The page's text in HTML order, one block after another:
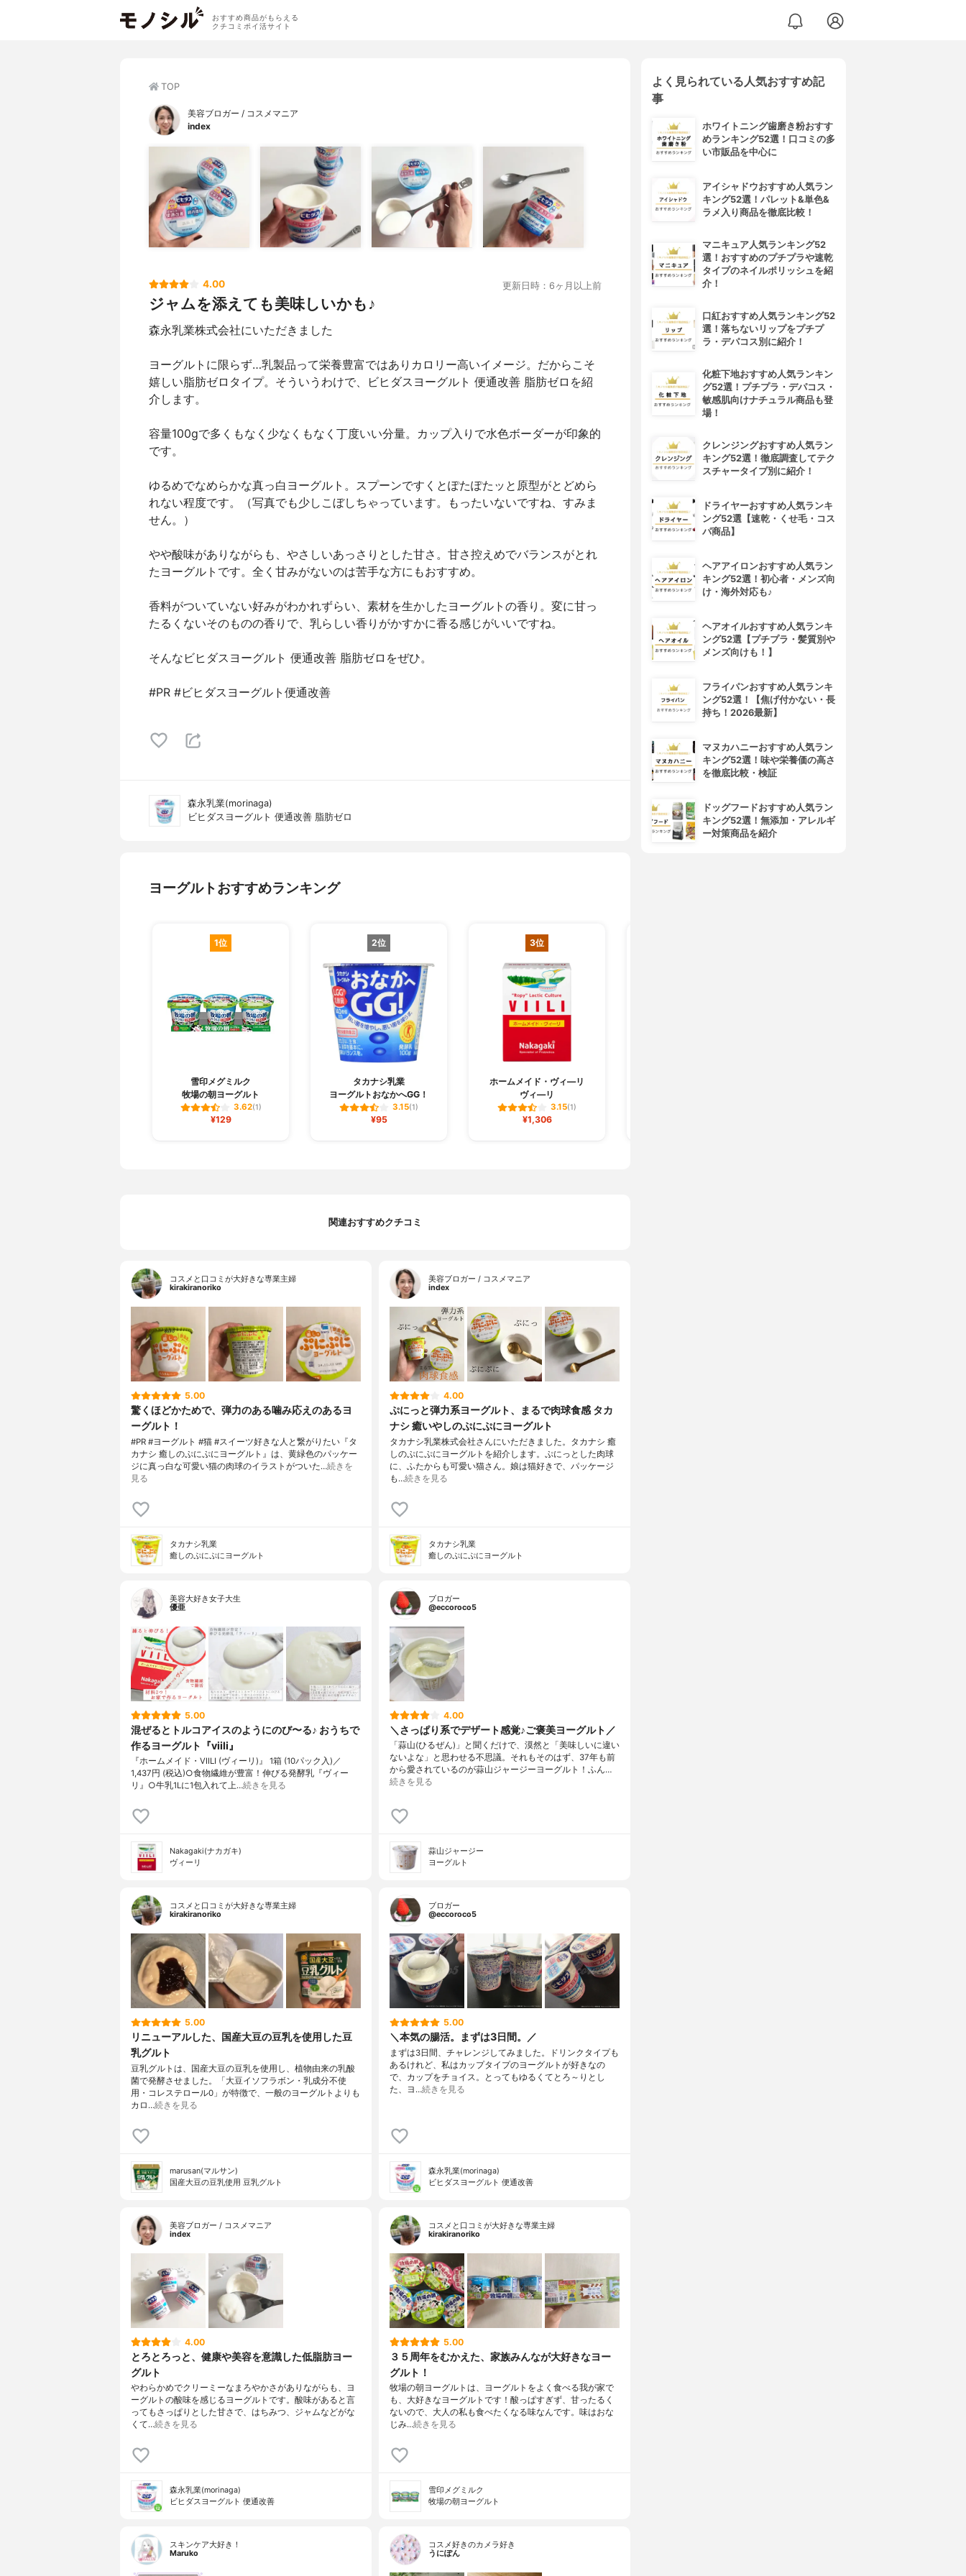
おすすめ商品がもらえる
クチコミポイ活サイト
TOP
美容ブロガー / コスメマニア
index
4.00 更新日時：6ヶ月以上前
ジャムを添えても美味しいかも♪
森永乳業株式会社にいただきました
ヨーグルトに限らず…乳製品って栄養豊富ではありカロリー高いイメージ。だからこそ
嬉しい脂肪ゼロタイプ。そういうわけで、ビヒダスヨーグルト 便通改善 脂肪ゼロを紹
介します。
容量100gで多くもなく少なくもなく丁度いい分量。カップ入りで水色ボーダーが印象的
です。
ゆるめでなめらかな真っ白ヨーグルト。スプーンですくとぽたぽたッと原型がとどめら
れない程度です。（写真でも少しこぼしちゃっています。もったいないですね、すみま
せん。）
やや酸味がありながらも、やさしいあっさりとした甘さ。甘さ控えめでバランスがとれ
たヨーグルトです。全く甘みがないのは苦手な方にもおすすめ。
香料がついていない好みがわかれずらい、素材を生かしたヨーグルトの香り。変に甘っ
たるくないそのものの香りで、乳らしい香りがかすかに香る感じがいいですね。
そんなビヒダスヨーグルト 便通改善 脂肪ゼロをぜひ。
#PR #ビヒダスヨーグルト便通改善
森永乳業(morinaga)
ビヒダスヨーグルト 便通改善 脂肪ゼロ
ヨーグルトおすすめランキング
1位
雪印メグミルク
牧場の朝ヨーグルト
3.62(1)
¥129
2位
タカナシ乳業
ヨーグルトおなかへGG！
3.15(1)
¥95
3位
ホームメイド・ヴィ―リ
ヴィ―リ
3.15(1)
¥1,306
関連おすすめクチコミ
コスメと口コミが大好きな専業主婦
kirakiranoriko
5.00
驚くほどかためで、弾力のある噛み応えのあるヨ
ーグルト！
#PR #ヨーグルト #猫 #スイーツ好きな人と繋がりたい『タ
カナシ 癒しのぷにぷにヨーグルト』は、黄緑色のパッケー
ジに真っ白な可愛い猫の肉球のイラストがついた…続きを
見る
タカナシ乳業
癒しのぷにぷにヨーグルト
美容ブロガー / コスメマニア
index
4.00
ぷにっと弾力系ヨーグルト、まるで肉球食感 タカ
ナシ 癒いやしのぷにぷにヨーグルト
タカナシ乳業株式会社さんにいただきました。タカナシ 癒
しのぷにぷにヨーグルトを紹介します。ぷにっとした肉球
に、ふたからも可愛い猫さん。娘は猫好きで、パッケージ
も…続きを見る
タカナシ乳業
癒しのぷにぷにヨーグルト
美容大好き女子大生
優亜
5.00
混ぜるとトルコアイスのようにのび〜る♪ おうちで
作るヨーグルト『viili』
『ホームメイド・VIILI (ヴィーリ)』 1箱 (10パック入)／
1,437円 (税込)○食物繊維が豊富！伸びる発酵乳『ヴィー
リ』○牛乳1Lに1包入れて上…続きを見る
Nakagaki(ナカガキ)
ヴィーリ
ブロガー
@eccoroco5
4.00
＼さっぱり系でデザート感覚♪ご褒美ヨーグルト／
「蒜山(ひるぜん)」と聞くだけで、漠然と「美味しいに違い
ないよな」と思わせる不思議。それもそのはず、37年も前
から愛されているのが蒜山ジャージーヨーグルト！ふん…
続きを見る
蒜山ジャージー
ヨーグルト
コスメと口コミが大好きな専業主婦
kirakiranoriko
5.00
リニューアルした、国産大豆の豆乳を使用した豆
乳グルト
豆乳グルトは、国産大豆の豆乳を使用し、植物由来の乳酸
菌で発酵させました。「大豆イソフラボン・乳成分不使
用・コレステロール0」が特徴で、一般のヨーグルトよりも
カロ…続きを見る
marusan(マルサン)
国産大豆の豆乳使用 豆乳グルト
ブロガー
@eccoroco5
5.00
＼本気の腸活。まずは3日間。／
まずは3日間、チャレンジしてみました。ドリンクタイプも
あるけれど、私はカップタイプのヨーグルトが好きなの
で、カップをチョイス。とってもゆるくてとろ～りとし
た、ヨ…続きを見る
森永乳業(morinaga)
ビヒダスヨーグルト 便通改善
美容ブロガー / コスメマニア
index
4.00
とろとろっと、健康や美容を意識した低脂肪ヨー
グルト
やわらかめでクリーミーなまろやかさがありながらも、ヨ
ーグルトの酸味を感じるヨーグルトです。酸味があると言
ってもさっぱりとした甘さで、はちみつ、ジャムなどがな
くて…続きを見る
森永乳業(morinaga)
ビヒダスヨーグルト 便通改善
コスメと口コミが大好きな専業主婦
kirakiranoriko
5.00
３５周年をむかえた、家族みんなが大好きなヨー
グルト！
牧場の朝ヨーグルトは、ヨーグルトをよく食べる我が家で
も、大好きなヨーグルトです！酸っぱすぎず、甘ったるく
ないので、大人の私も食べたくなる味なんです。味はおな
じみ…続きを見る
雪印メグミルク
牧場の朝ヨーグルト
スキンケア大好き！
Maruko
コスメ好きのカメラ好き
うにぽん
よく見られている人気おすすめ記
事
ホワイトニング歯磨き粉おすす
めランキング52選！口コミの多
い市販品を中心に
アイシャドウおすすめ人気ラン
キング52選！パレット&単色&
ラメ入り商品を徹底比較！
マニキュア人気ランキング52
選！おすすめのプチプラや速乾
タイプのネイルポリッシュを紹
介！
口紅おすすめ人気ランキング52
選！落ちないリップをプチプ
ラ・デパコス別に紹介！
化粧下地おすすめ人気ランキン
グ52選！プチプラ・デパコス・
敏感肌向けナチュラル商品も登
場！
クレンジングおすすめ人気ラン
キング52選！徹底調査してテク
スチャータイプ別に紹介！
ドライヤーおすすめ人気ランキ
ング52選【速乾・くせ毛・コス
パ商品】
ヘアアイロンおすすめ人気ラン
キング52選！初心者・メンズ向
け・海外対応も♪
ヘアオイルおすすめ人気ランキ
ング52選【プチプラ・髪質別や
メンズ向けも！】
フライパンおすすめ人気ランキ
ング52選！【焦げ付かない・長
持ち！2026最新】
マヌカハニーおすすめ人気ラン
キング52選！味や栄養価の高さ
を徹底比較・検証
ドッグフードおすすめ人気ラン
キング52選！無添加・アレルギ
ー対策商品を紹介